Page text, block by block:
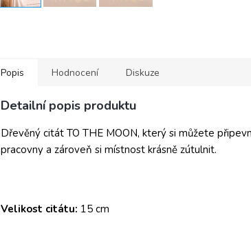
Popis Hodnocení Diskuze
Detailní popis produktu
Dřevěný citát TO THE MOON, který si můžete
pracovny a zároveň si místnost krásně zútulnit.
Velikost citátu: 15 cm